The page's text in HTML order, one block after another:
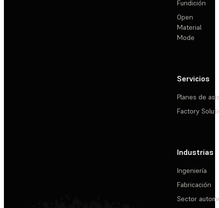
Fundición
Open
Material
Mode
Servicios
Planes de
Factory
Industrias
Ingeniería
Fabricación
Sector